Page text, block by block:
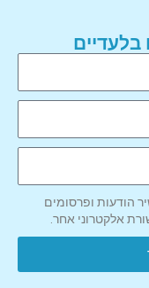
בלעדיים
הודעות ופרסומים
אלקטרוני אחר.